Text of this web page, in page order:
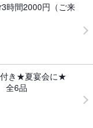
時間2000円（ご来
付き★夏宴会に★
全6品